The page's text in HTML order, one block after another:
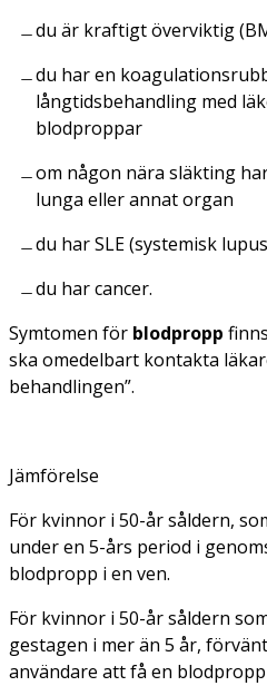
du är kraftigt överviktig
du har en
långtidsbehandling med
blodproppar
om någon nära släkting
lunga eller annat organ
du har SLE (systemisk
du har cancer.
Symtomen för blodpropp
ska omedelbart kontakta
behandlingen”.
Jämförelse
För kvinnor i 50-år såldern,
under en 5-års period i
blodpropp i en ven.
För kvinnor i 50-år såldern
gestagen i mer än 5 år,
användare att få en